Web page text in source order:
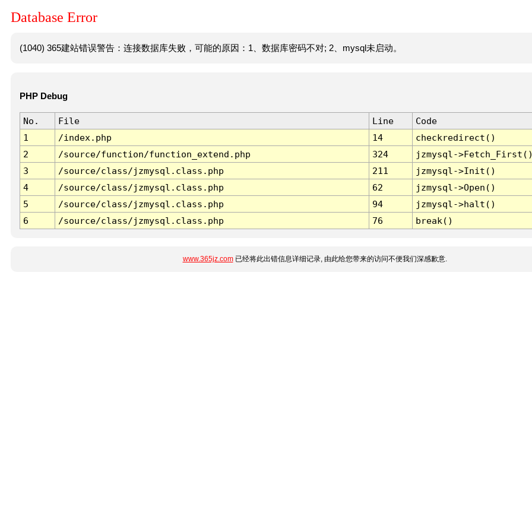
Database Error
(1040) 365建站错误警告：连接数据库失败，可能的原因：1、数据库密码不对; 2、mysql未启动。
PHP Debug
No. File Line
Code
1
/index.php 14
checkredirect()
2
/source/function/function_extend.php 324
jzmysql-
3
/source/class/jzmysql.class.php 211
jzmysql->Init()
4
/source/class/jzmysql.class.php 62
jzmysql->Open()
5
/source/class/jzmysql.class.php 94
jzmysql->halt()
6
/source/class/jzmysql.class.php 76 break()
www.365jz.com已经将此出错信息详细记录, 由此给您带来的访问不便我们深感歉意.